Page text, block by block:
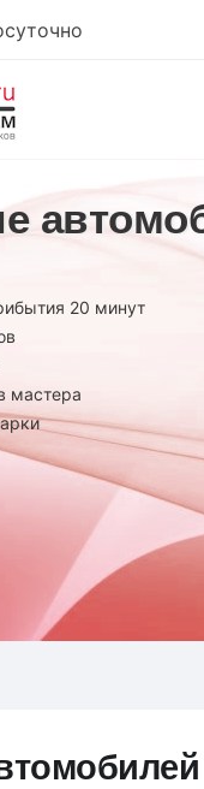
20 минут
мастера